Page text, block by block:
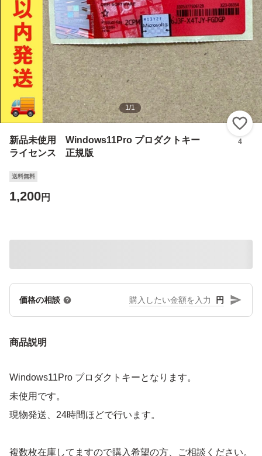
1/1
新品未使用 Windows11Pro プロダクトキー
ライセンス 正規版
4
送料無料
1,200円
価格の相談 円
商品説明
Windows11Pro プロダクトキーとなります。
未使用です。
現物発送、24時間ほどで行います。
複数枚在庫してますので購入希望の方、ご相談ください。